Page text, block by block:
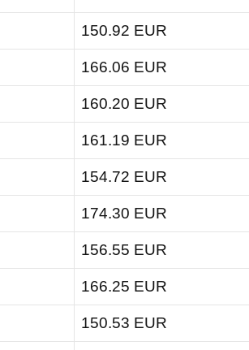
150.92 EUR
166.06 EUR
160.20 EUR
161.19 EUR
154.72 EUR
174.30 EUR
156.55 EUR
166.25 EUR
150.53 EUR